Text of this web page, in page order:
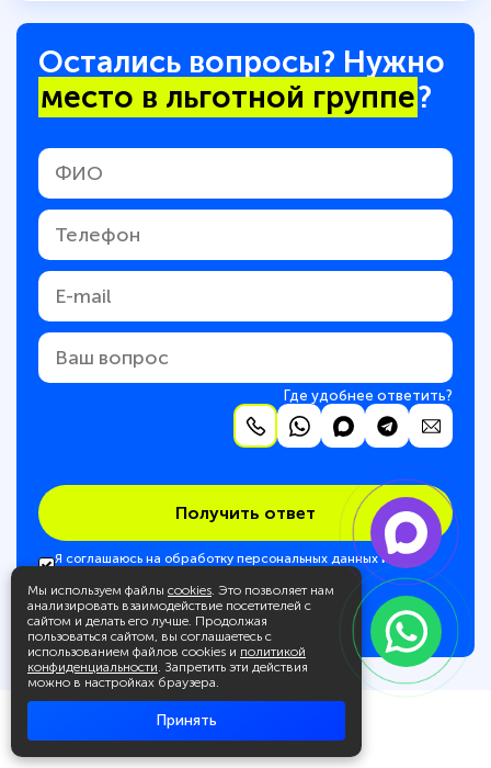
Мы используем файлы cookies. Это позволяет нам
анализировать взаимодействие посетителей с
сайтом и делать его лучше. Продолжая
пользоваться сайтом, вы соглашаетесь с
использованием файлов cookies и политикой
конфиденциальности. Запретить эти действия
можно в настройках браузера.
Принять
Остались вопросы? Нужно
место в льготной группе?
Где удобнее ответить?
Получить ответ
Я соглашаюсь на обработку персональных данных и